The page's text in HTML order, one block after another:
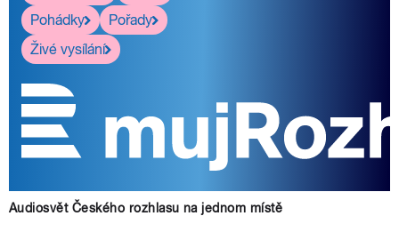
Pohádky
Pořady
Živé vysílání
Audiosvět Českého rozhlasu na jednom místě